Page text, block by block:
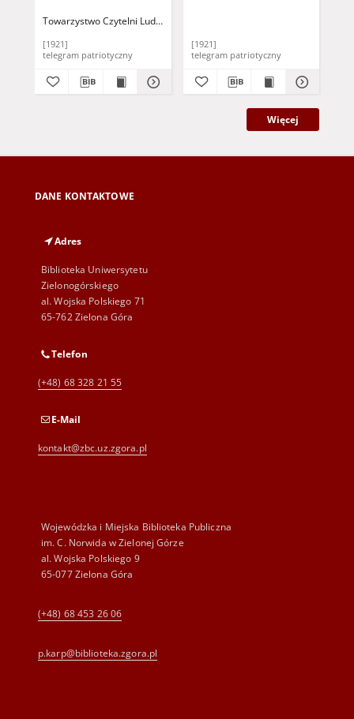
Towarzystwo Czytelni Ludowych w Poznaniu
[1921]
telegram patriotyczny
[1921]
telegram patriotyczny
Więcej
DANE KONTAKTOWE
Adres
Biblioteka Uniwersytetu
Zielonogórskiego
al. Wojska Polskiego 71
65-762 Zielona Góra
Telefon
(+48) 68 328 21 55
E-Mail
kontakt@zbc.uz.zgora.pl
Wojewódzka i Miejska Biblioteka Publiczna
im. C. Norwida w Zielonej Górze
al. Wojska Polskiego 9
65-077 Zielona Góra
(+48) 68 453 26 06
p.karp@biblioteka.zgora.pl